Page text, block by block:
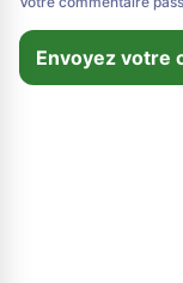
Envoyez votre